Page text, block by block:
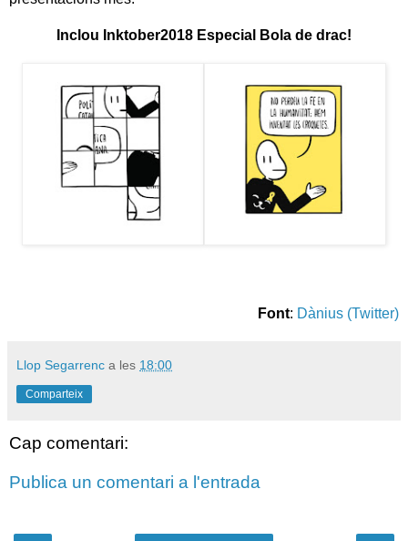
Inclou Inktober2018 Especial Bola de drac!
Font: Dànius (Twitter)
Llop Segarrenc a les 18:00
Comparteix
Cap comentari:
Publica un comentari a l'entrada